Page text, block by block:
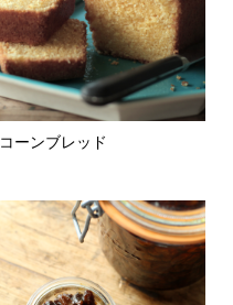
コーンブレッド